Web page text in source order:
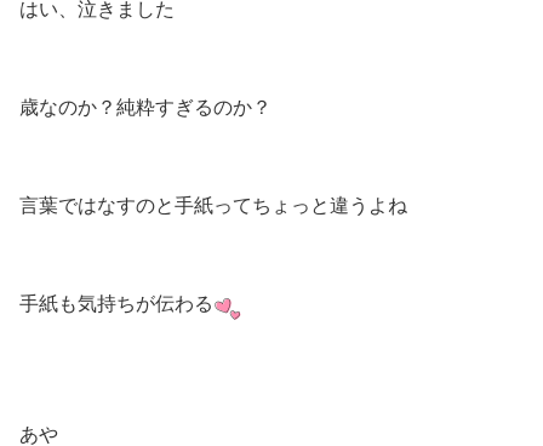
はい、泣きました
歳なのか？純粋すぎるのか？
言葉ではなすのと手紙ってちょっと違うよね
手紙も気持ちが伝わる
あや